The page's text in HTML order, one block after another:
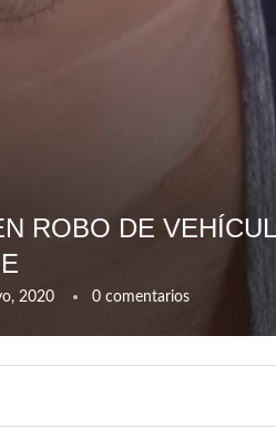
ROBO DE
2020 0 comentarios